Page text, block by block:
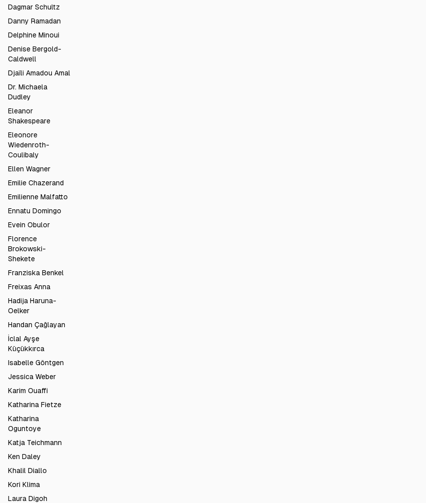
Dagmar Schultz
Danny Ramadan
Delphine Minoui
Denise Bergold-
Caldwell
Djaïli Amadou Amal
Dr. Michaela
Dudley
Eleanor
Shakespeare
Eleonore
Wiedenroth-
Coulibaly
Ellen Wagner
Emilie Chazerand
Emilienne Malfatto
Ennatu Domingo
Evein Obulor
Florence
Brokowski-
Shekete
Franziska Benkel
Freixas Anna
Hadija Haruna-
Oelker
Handan Çağlayan
İclal Ayşe
Küçükkırca
Isabelle Göntgen
Jessica Weber
Karim Ouaffi
Katharina Fietze
Katharina
Oguntoye
Katja Teichmann
Ken Daley
Khalil Diallo
Kori Klima
Laura Digoh